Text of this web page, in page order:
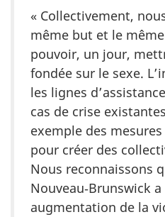
« Collectivement,
même but et le
pouvoir, un jour,
fondée sur le sexe.
les lignes
cas de crise
exemple des
pour créer des
Nous reconnaissons
Nouveau‑Brunswick
augmentation de la